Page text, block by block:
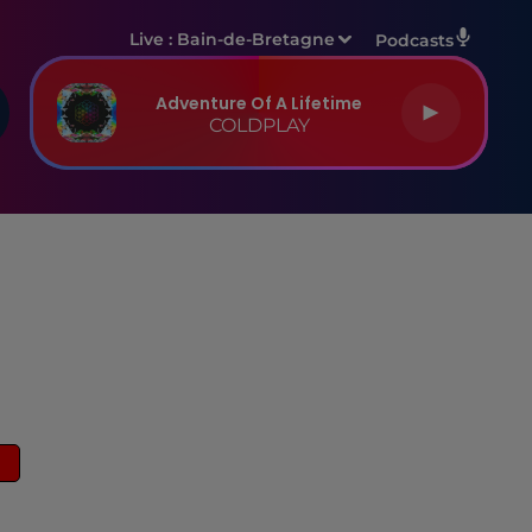
Live : Bain-de-Bretagne Podcasts
Adventure Of A Lifetime
COLDPLAY